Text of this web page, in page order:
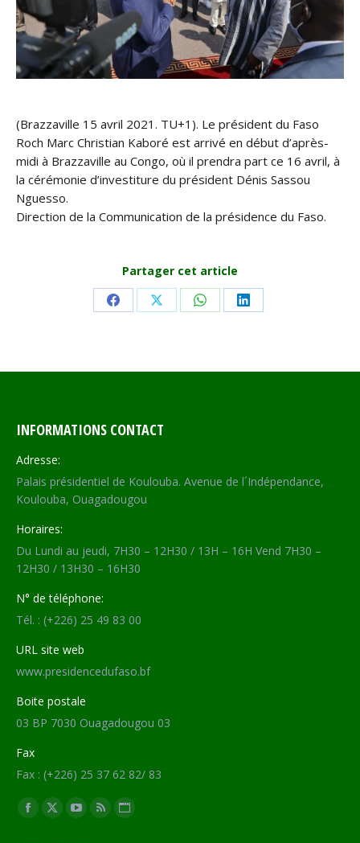
(Brazzaville 15 avril 2021. TU+1). Le président du Faso
Roch Marc Christian Kaboré est arrivé en début d’après-
midi à Brazzaville au Congo, où il prendra part ce 16 avril, à
la cérémonie d’investiture du président Dénis Sassou
Nguesso.
Direction de la Communication de la présidence du Faso.
Partager cet article
Share Share Share Share
INFORMATIONS CONTACT
Adresse:
Palais présidentiel de Koulouba. Avenue de l´Indépendance,
Koulouba, Ouagadougou
Horaires:
Du Lundi au jeudi, 7H30 – 12H30 / 13H – 16H Vend 7H30 –
12H30 / 13H30 – 16H30
N° de téléphone:
Tél. : (+226) 25 49 83 00
URL site web
www.presidencedufaso.bf
Boite postale
03 BP 7030 Ouagadougou 03
Fax
Fax : (+226) 25 37 62 82/ 83
Trouvez nous sur :
Facebook
X
YouTube
RSS Site